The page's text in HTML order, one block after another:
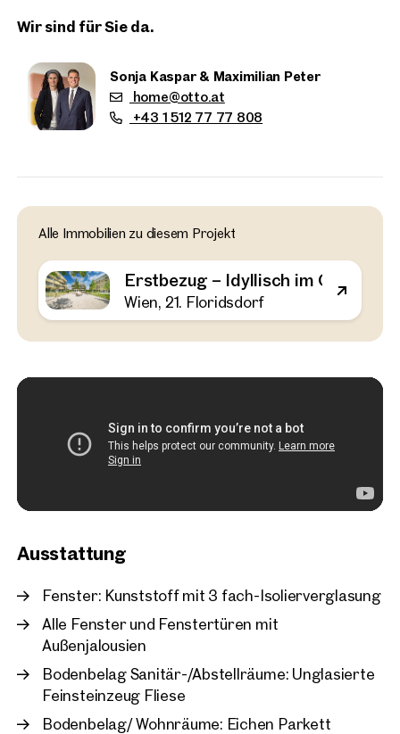
Wir sind für Sie da.
Sonja Kaspar & Maximilian Peter
home@otto.at
+43 1 512 77 77 808
Alle Immobilien zu diesem Projekt
Erstbezug – Idyllisch im Grünen
Wien, 21. Floridsdorf
Ausstattung
Fenster: Kunststoff mit 3 fach-Isolierverglasung
Alle Fenster und Fenstertüren mit
Außenjalousien
Bodenbelag Sanitär-/Abstellräume: Unglasierte
Feinsteinzeug Fliese
Bodenbelag/ Wohnräume: Eichen Parkett
Immobilien
Großes Outdoor-Areal
52 m² 2 Zimmer
€ 311.000